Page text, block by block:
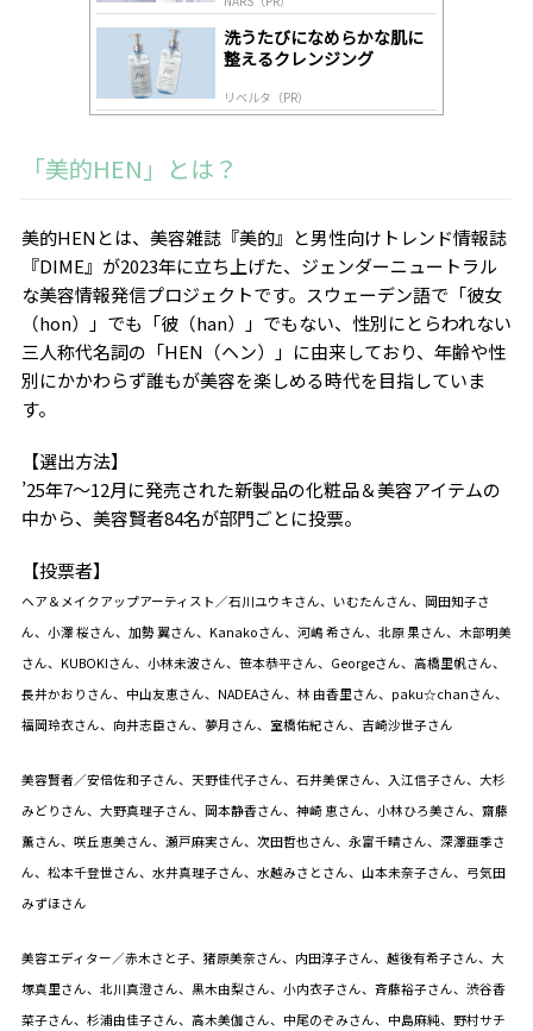
洗うたびになめらかな肌に
整えるクレンジング
リベルタ（PR）
「美的HEN」とは？
美的HENとは、美容雑誌『美的』と男性向けトレンド情報誌
『DIME』が2023年に立ち上げた、ジェンダーニュートラル
な美容情報発信プロジェクトです。スウェーデン語で「彼女
（hon）」でも「彼（han）」でもない、性別にとらわれない
三人称代名詞の「HEN（ヘン）」に由来しており、年齢や性
別にかかわらず誰もが美容を楽しめる時代を目指していま
す。
【選出方法】
’25年7〜12月に発売された新製品の化粧品＆美容アイテムの
中から、美容賢者84名が部門ごとに投票。
【投票者】
ヘア＆メイクアップアーティスト／石川ユウキさん、いむたんさん、岡田知子さ
ん、小澤 桜さん、加勢 翼さん、Kanakoさん、河嶋 希さん、北原 果さん、木部明美
さん、KUBOKIさん、小林未波さん、笹本恭平さん、Georgeさん、高橋里帆さん、
長井かおりさん、中山友恵さん、NADEAさん、林 由香里さん、paku☆chanさん、
福岡玲衣さん、向井志臣さん、夢月さん、室橋佑紀さん、吉崎沙世子さん
美容賢者／安倍佐和子さん、天野佳代子さん、石井美保さん、入江信子さん、大杉
みどりさん、大野真理子さん、岡本静香さん、神崎 恵さん、小林ひろ美さん、齋藤
薫さん、咲丘恵美さん、瀬戸麻実さん、次田哲也さん、永富千晴さん、深澤亜季さ
ん、松本千登世さん、水井真理子さん、水越みさとさん、山本未奈子さん、弓気田
みずほさん
美容エディター／赤木さと子、猪原美奈さん、内田淳子さん、越後有希子さん、大
塚真里さん、北川真澄さん、黒木由梨さん、小内衣子さん、斉藤裕子さん、渋谷香
菜子さん、杉浦由佳子さん、高木美伽さん、中尾のぞみさん、中島麻純、野村サチ